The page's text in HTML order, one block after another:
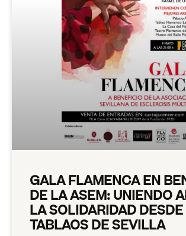
GALA FLAMENCA EN
DE LA ASEM: UNIENDO
LA SOLIDARIDAD
TABLAOS DE SEVILLA